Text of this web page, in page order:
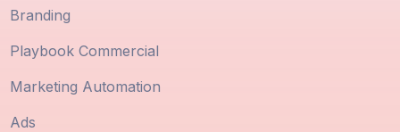
Branding
Playbook Commercial
Marketing Automation
Ads